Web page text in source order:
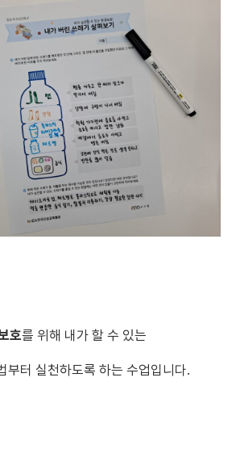
호를 위해 내가 할 수 있는
부터 실천하도록 하는 수업입니다.